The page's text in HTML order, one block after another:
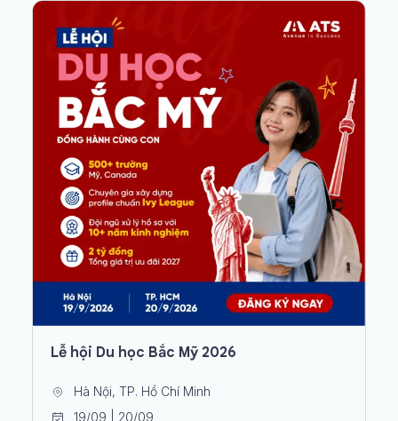
Lễ hội Du học Bắc Mỹ 2026
Hà Nội, TP. Hồ Chí Minh
19/09 | 20/09